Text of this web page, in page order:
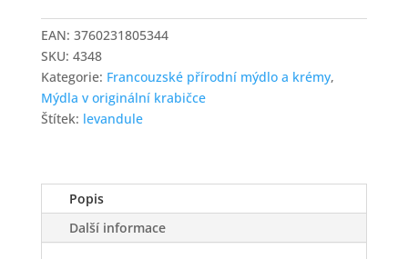
levandule
v
kovové
krabičce
množství
EAN: 3760231805344
SKU: 4348
Kategorie: Francouzské přírodní mýdlo a krémy,
Mýdla v originální krabičce
Štítek: levandule
Popis
Další informace